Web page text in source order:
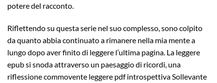
potere del racconto.
Riflettendo su questa serie nel suo complesso, sono colpito
da quanto abbia continuato a rimanere nella mia mente a
lungo dopo aver finito di leggere l’ultima pagina. La leggere
epub si snoda attraverso un paesaggio di ricordi, una
riflessione commovente leggere pdf introspettiva Sollevante